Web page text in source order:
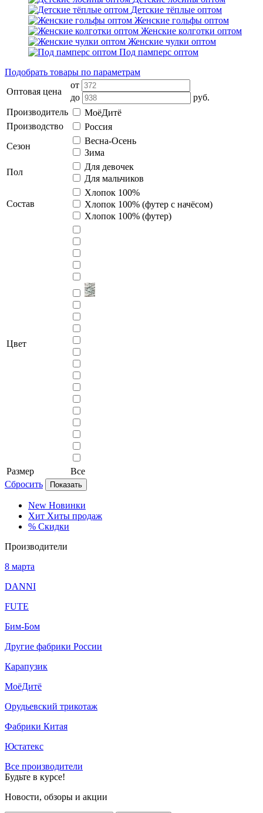
Детские тёплые оптом
Женские гольфы оптом
Женские колготки оптом
Женские чулки оптом
Под памперс оптом
Подобрать товары по параметрам
Оптовая цена
от
до
руб.
Производитель
МоёДитё
Производство
Россия
Сезон
Весна-Осень
Зима
Пол
Для девочек
Для мальчиков
Состав
Хлопок 100%
Хлопок 100% (футер с начёсом)
Хлопок 100% (футер)
Цвет
Размер
Все
Сбросить
Показать
New Новинки
Хит Хиты продаж
% Скидки
Производители
8 марта
DANNI
FUTE
Бим-Бом
Другие фабрики России
Карапузик
МоёДитё
Орудьевский трикотаж
Фабрики Китая
Юстатекс
Все производители
Будьте в курсе!
Новости, обзоры и акции